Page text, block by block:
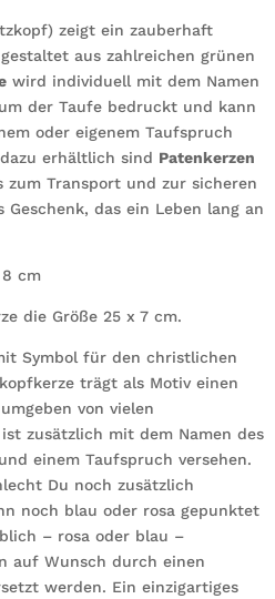
zeigt ein zauberhaft
aus zahlreichen grünen
wird individuell mit dem Namen
der Taufe bedruckt und kann
oder eigenem Taufspruch
erhältlich sind Patenkerzen
zum Transport und zur sicheren
das ein Leben lang an
8 cm
die Größe 25 x 7 cm.
Symbol für den christlichen
trägt als Motiv einen
von vielen
zusätzlich mit dem Namen des
einem Taufspruch versehen.
Du noch zusätzlich
noch blau oder rosa gepunktet
– rosa oder blau –
auf Wunsch durch einen
werden. Ein einzigartiges